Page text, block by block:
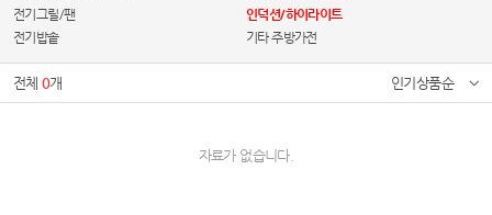
전기그릴/팬
인덕션/하이라이트
전기밥솥
기타 주방가전
전체0개 인기상품순
자료가 없습니다.